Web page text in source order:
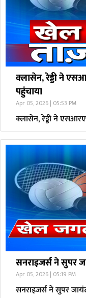
क्लासेन, रेड्डी ने
पहुंचाया
Apr 05, 2026 | 05:53 PM
क्लासेन, रेड्डी ने
सनराइजर्स ने सुपर
Apr 05, 2026 | 05:19 PM
सनराइजर्स ने सुपर